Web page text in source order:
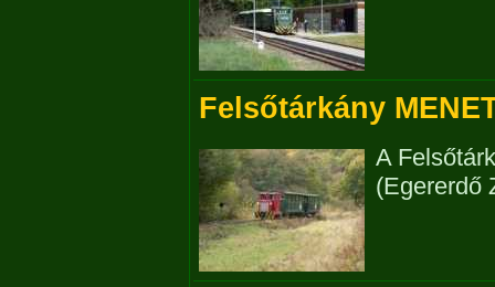
Felsőtárkány
A
(Egererdő